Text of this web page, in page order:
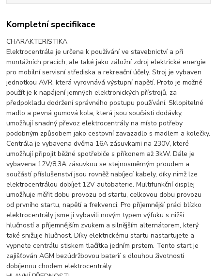
Kompletní specifikace
CHARAKTERISTIKA
Elektrocentrála je určena k používání ve stavebnictví a při
montážních pracích, ale také jako záložní zdroj elektrické energie
pro mobilní servisní střediska a rekreační účely. Stroj je vybaven
jednotkou AVR, která vyrovnává výstupní napětí. Proto je možné
použít je k napájení jemných elektronických přístrojů, za
předpokladu dodržení správného postupu používání. Sklopitelné
madlo a pevná gumová kola, která jsou součástí dodávky,
umožňují snadný převoz elektrocentrály na místo potřeby
podobným způsobem jako cestovní zavazadlo s madlem a kolečky.
Centrála je vybavena dvěma 16A zásuvkami na 230V, které
umožňují připojit běžné spotřebiče s příkonem až 3kW. Dále je
vybavena 12V/8,3A zásuvkou se stejnosměrným proudem a
součástí příslušenství jsou rovněž nabíjecí kabely, díky nimž lze
elektrocentrálou dobíjet 12V autobaterie. Multifunkční displej
umožňuje měřit dobu provozu od startu, celkovou dobu provozu
od prvního startu, napětí a frekvenci. Pro příjemnější práci blízko
elektrocentrály jsme ji vybavili novým typem výfuku s nižší
hlučností a příjemnějším zvukem a silnějším alternátorem, který
také snižuje hlučnost. Díky elektrickému startu nastartujete a
vypnete centrálu stiskem tlačítka jedním prstem. Tento start je
zajišťován AGM bezúdržbovou baterií s dlouhou životností
dobíjenou chodem elektrocentrály.